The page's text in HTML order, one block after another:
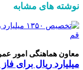
نوشته های مشابه
معاون هماهنگی امور
میلیارد ریال برای